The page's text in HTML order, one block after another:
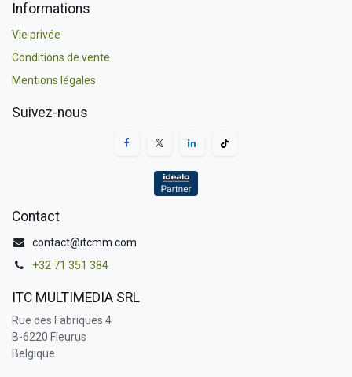
Informations
Vie privée
Conditions de vente
Mentions légales
Suivez-nous
Contact
contact@itcmm.com
+32 71 351 384
ITC MULTIMEDIA SRL
Rue des Fabriques 4
B-6220 Fleurus
Belgique